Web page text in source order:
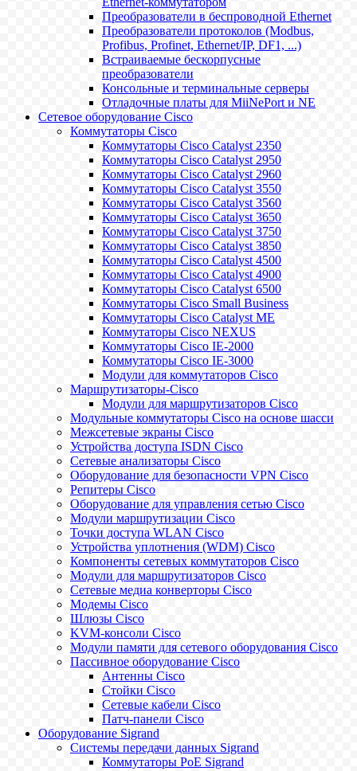
Преобразователи в беспроводной Ethernet
Преобразователи протоколов (Modbus,
Profibus, Profinet, Ethernet/IP, DF1, ...)
Встраиваемые бескорпусные
преобразователи
Консольные и терминальные серверы
Отладочные платы для MiiNePort и NE
Сетевое оборудование Cisco
Коммутаторы Cisco
Коммутаторы Cisco Catalyst 2350
Коммутаторы Cisco Catalyst 2950
Коммутаторы Cisco Catalyst 2960
Коммутаторы Cisco Catalyst 3550
Коммутаторы Cisco Catalyst 3560
Коммутаторы Cisco Catalyst 3650
Коммутаторы Cisco Catalyst 3750
Коммутаторы Cisco Catalyst 3850
Коммутаторы Cisco Catalyst 4500
Коммутаторы Cisco Catalyst 4900
Коммутаторы Cisco Catalyst 6500
Коммутаторы Cisco Small Business
Коммутаторы Cisco Catalyst ME
Коммутаторы Cisco NEXUS
Коммутаторы Cisco IE-2000
Коммутаторы Cisco IE-3000
Модули для коммутаторов Cisco
Маршрутизаторы-Cisco
Модули для маршрутизаторов Cisco
Модульные коммутаторы Cisco на основе шасси
Межсетевые экраны Cisco
Устройства доступа ISDN Cisco
Сетевые анализаторы Cisco
Оборудование для безопасности VPN Cisco
Репитеры Cisco
Оборудование для управления сетью Cisco
Модули маршрутизации Cisco
Точки доступа WLAN Cisco
Устройства уплотнения (WDM) Cisco
Компоненты сетевых коммутаторов Cisco
Модули для маршрутизаторов Cisco
Сетевые медиа конверторы Cisco
Модемы Cisco
Шлюзы Cisco
KVM-консоли Cisco
Модули памяти для сетевого оборудования Cisco
Пассивное оборудование Cisco
Антенны Cisco
Стойки Cisco
Сетевые кабели Cisco
Патч-панели Cisco
Оборудование Sigrand
Системы передачи данных Sigrand
Коммутаторы PoE Sigrand